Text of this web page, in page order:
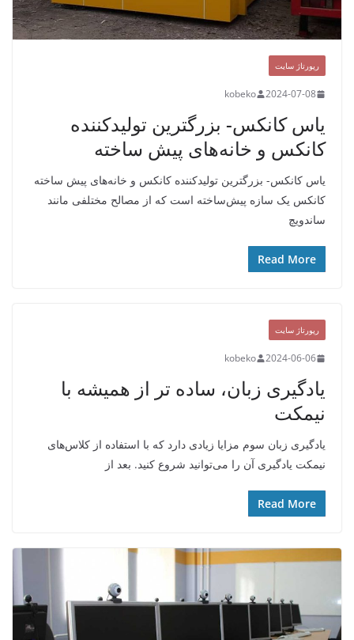
رپورتاژ سایت
2024-07-08
kobeko
یاس کانکس- بزرگترین تولیدکننده
کانکس و خانه‌های پیش ساخته
یاس کانکس- بزرگترین تولیدکننده کانکس و خانه‌های پیش ساخته
کانکس یک سازه پیش‌ساخته است که از مصالح مختلفی مانند
ساندویچ
Read More
رپورتاژ سایت
2024-06-06
kobeko
یادگیری زبان، ساده تر از همیشه با
نیمکت
یادگیری زبان سوم مزایا زیادی دارد که با استفاده از کلاس‌های
نیمکت یادگیری آن را می‌توانید شروع کنید. بعد از
Read More